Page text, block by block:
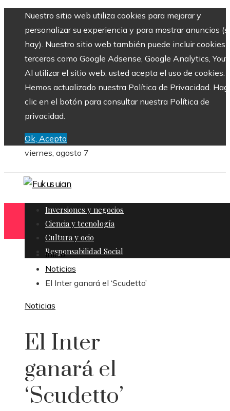
Nuestro sitio web utiliza cookies para mejorar y
personalizar su experiencia y para mostrar anuncios
hay). Nuestro sitio web también puede incluir cookies
terceros como Google Adsense, Google Analytics,
Al utilizar el sitio web, usted acepta el uso de cookies.
Hemos actualizado nuestra Política de Privacidad.
clic en el botón para consultar nuestra Política de
privacidad.
Ok, Acepto
viernes, agosto 7
Inversiones y negocios
Ciencia y tecnología
Cultura y ocio
Responsabilidad Social
Inicio
Noticias
El Inter ganará el ‘Scudetto’
Noticias
El Inter
ganará el
‘Scudetto’